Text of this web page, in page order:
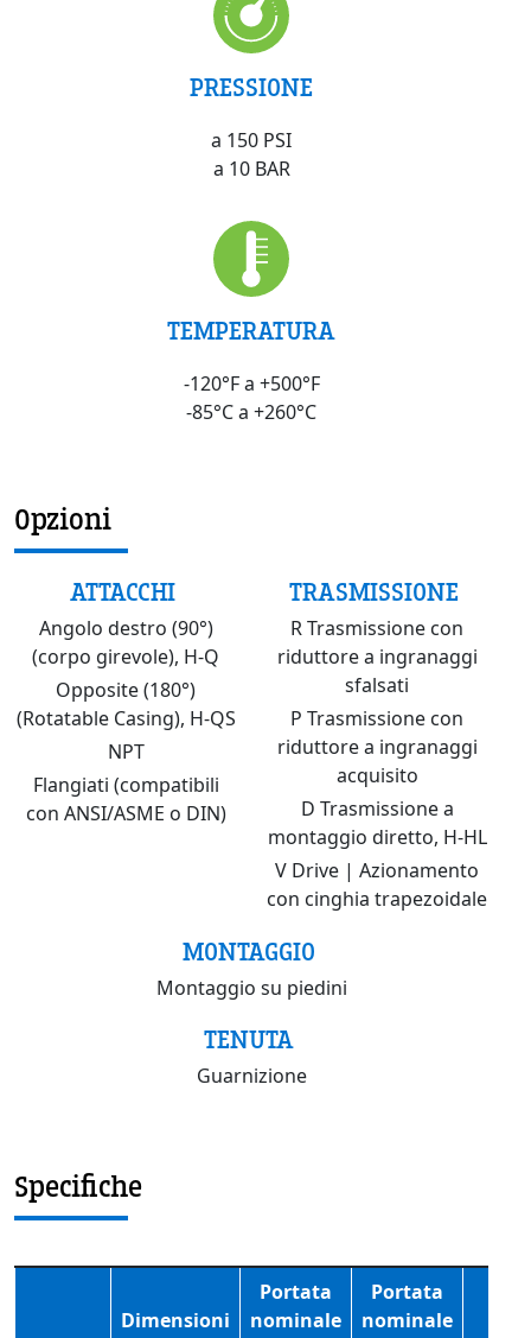
PRESSIONE
a 150 PSI
a 10 BAR
TEMPERATURA
-120°F a +500°F
-85°C a +260°C
Opzioni
ATTACCHI
Angolo destro (90°)
(corpo girevole), H-Q
Opposite (180°)
(Rotatable Casing), H-QS
NPT
Flangiati (compatibili
con ANSI/ASME o DIN)
TRASMISSIONE
R Trasmissione con
riduttore a ingranaggi
sfalsati
P Trasmissione con
riduttore a ingranaggi
acquisito
D Trasmissione a
montaggio diretto, H-HL
V Drive | Azionamento
con cinghia trapezoidale
MONTAGGIO
Montaggio su piedini
TENUTA
Guarnizione
Specifiche
Dimensioni
Portata
nominale
Portata
nominale